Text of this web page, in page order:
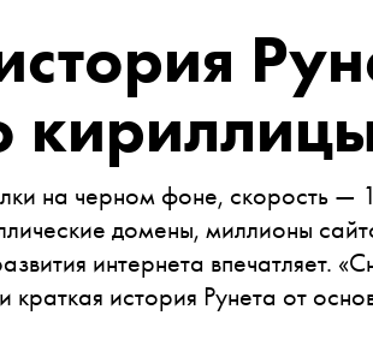
на черном фоне, скорость —
домены, миллионы
интернета впечатляет.
история Рунета от